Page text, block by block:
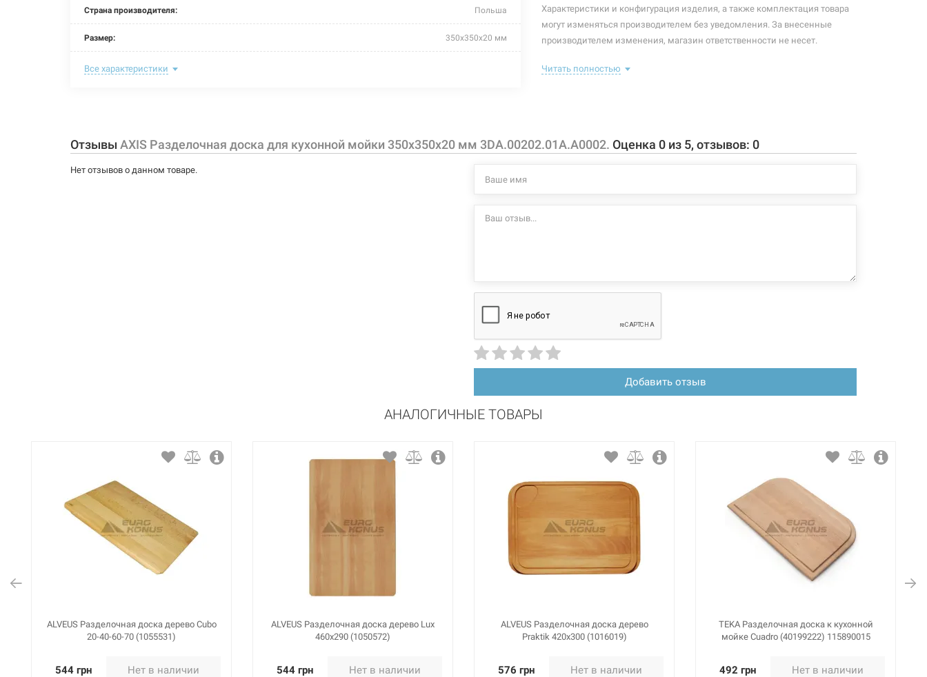
Страна производителя: Польша
Размер: 350х350х20 мм
Материал:
Все характеристики
Характеристики и конфигурация изделия, а также комплектация товара
могут изменяться производителем без уведомления. За внесенные
производителем изменения, магазин ответственности не несет.
Читать полностью
Отзывы AXIS Разделочная доска для кухонной мойки 350х350х20 мм 3DA.00202.01A.A0002. Оценка 0 из 5, отзывов: 0
Нет отзывов о данном товаре.
Добавить отзыв
АНАЛОГИЧНЫЕ ТОВАРЫ
ALVEUS Разделочная доска дерево Cubo
20-40-60-70 (1055531)
544 грн Нет в наличии
ALVEUS Разделочная доска дерево Lux
460x290 (1050572)
544 грн Нет в наличии
ALVEUS Разделочная доска дерево
Praktik 420x300 (1016019)
576 грн Нет в наличии
TEKA Разделочная доска к кухонной
мойке Cuadro (40199222) 115890015
492 грн Нет в наличии